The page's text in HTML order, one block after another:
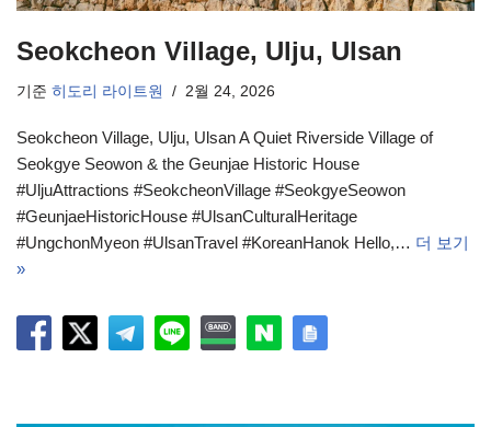
Seokcheon Village, Ulju, Ulsan
기준 히도리 라이트원 2월 24, 2026
Seokcheon Village, Ulju, Ulsan A Quiet Riverside Village of
Seokgye Seowon & the Geunjae Historic House
#UljuAttractions #SeokcheonVillage #SeokgyeSeowon
#GeunjaeHistoricHouse #UlsanCulturalHeritage
#UngchonMyeon #UlsanTravel #KoreanHanok Hello,… 더 보기
»